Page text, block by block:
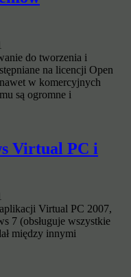
do tworzenia i
na licencji Open
w komercyjnych
są ogromne i
Virtual PC i
Virtual PC 2007,
7 (obsługuje wszystkie
między innymi